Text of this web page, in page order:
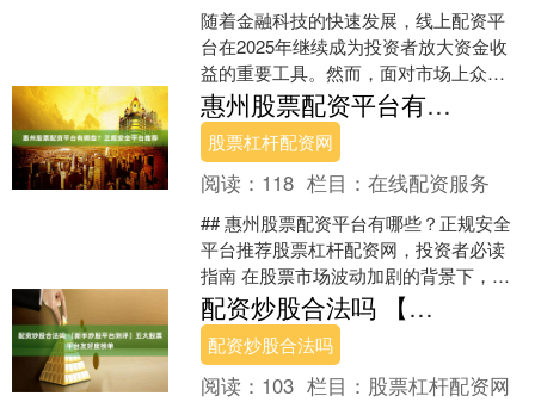
随着金融科技的快速发展，线上配资平
台在2025年继续成为投资者放大资金收
益的重要工具。然而，面对市场上众多
平台，如何甄别安全、合规的配资平台
成为投资者最关心的问....
惠州股票配资平台有哪些？正规安全平台推荐
股票杠杆配资网
阅读： 118 栏目：在线配资服务
## 惠州股票配资平台有哪些？正规安全
平台推荐股票杠杆配资网，投资者必读
指南 在股票市场波动加剧的背景下，越
来越多的惠州投资者开始关注股票配资
这一杠杆工具。然而....
配资炒股合法吗 【新手炒股平台测评】五大股票平台友好度榜单
配资炒股合法吗
阅读： 103 栏目： 股票杠杆配资网